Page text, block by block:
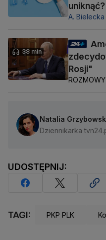
uniknąć?
A. Bielecka
38 min
Rosji"
Natalia
Dziennikarka
UDOSTĘPNIJ:
TAGI: PKP PLK